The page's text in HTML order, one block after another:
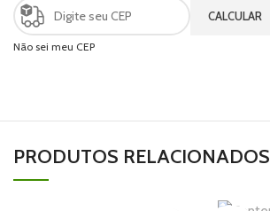
CALCULAR
Não sei meu CEP
PRODUTOS RELACIONADOS